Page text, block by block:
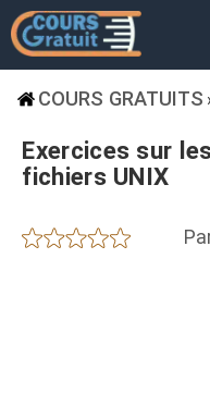
COURS GRATUITS
Exercices sur
fichiers UNIX